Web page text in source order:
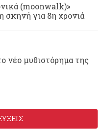
(moonwalk)»
σκηνή για 8η χρονιά
νέο μυθιστόρημα της